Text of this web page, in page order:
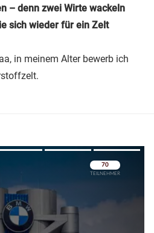
– denn zwei Wirte wackeln
sich wieder für ein Zelt
in meinem Alter bewerb ich